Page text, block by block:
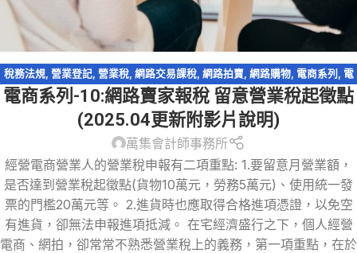
稅務法規, 營業登記, 營業稅, 網路交易課稅, 網路拍賣, 網路購物, 電商系列
電
子商務
電商系列-10:網路賣家報稅 留意營業稅起徵點
(2025.04更新附影片說明)
萬集會計師事務所
經營電商營業人的營業稅申報有二項重點: 1.要留意月營業額，
是否達到營業稅起徵點(貨物10萬元，勞務5萬元)、使用統一發
票的門檻20萬元等。 2.進貨時也應取得合格進項憑證，以免空
有進貨，卻無法申報進項抵減。 在宅經濟盛行之下，個人經營
電商、網拍，卻常常不熟悉營業稅上的義務，第一項重點，在於